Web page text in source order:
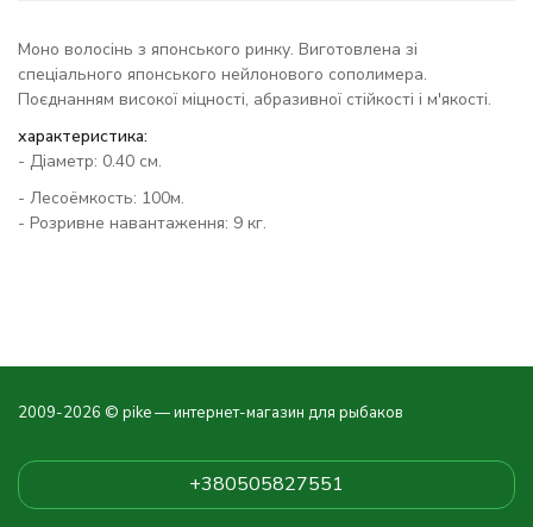
Моно волосінь з японського ринку. Виготовлена зі
спеціального японського нейлонового сополимера.
Поєднанням високої міцності, абразивної стійкості і м'якості.
характеристика:
- Діаметр: 0.40 см.
- Лесоёмкость: 100м.
- Розривне навантаження: 9 кг.
2009-2026 © pike — интернет-магазин для рыбаков
+380505827551